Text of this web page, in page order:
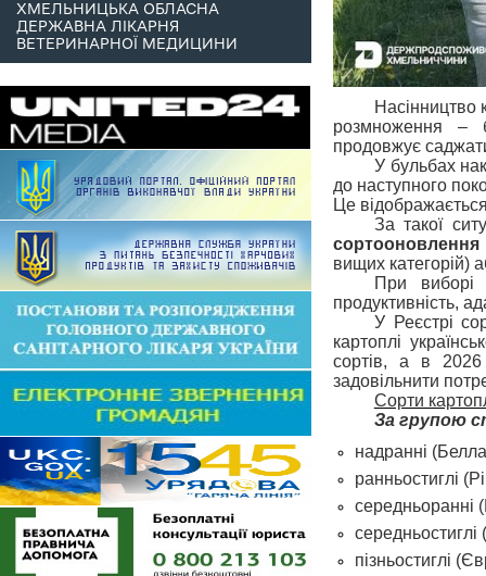
ХМЕЛЬНИЦЬКА ОБЛАСНА
ДЕРЖАВНА ЛІКАРНЯ
ВЕТЕРИНАРНОЇ МЕДИЦИНИ
Насінництво
розмноження –
продовжує
У бульбах
до наступного
Це
За такої
сортооновлення
вищих категорій)
При виборі
продуктивність,
У Реєстрі
картоплі
сортів, а в
задовільнити
Сорти
За групою
надранні
ранньостиглі
середньоранні
пізньостиглі